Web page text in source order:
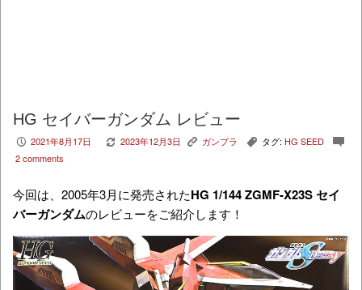
HG セイバーガンダム レビュー
P 2021年8月17日 V 2023年12月3日 K ガンプラ , タグ: HG SEED c
2 comments
今回は、2005年3月に発売されたHG 1/144 ZGMF-X23S セイ
バーガンダムのレビューをご紹介します！